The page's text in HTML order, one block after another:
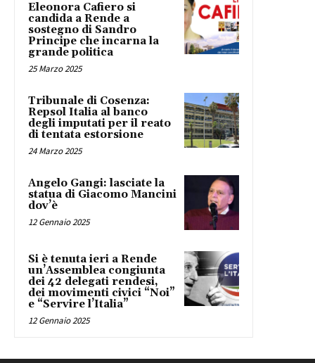
Eleonora Cafiero si
candida a Rende a
sostegno di Sandro
Principe che incarna la
grande politica
25 Marzo 2025
Tribunale di Cosenza:
Repsol Italia al banco
degli imputati per il reato
di tentata estorsione
24 Marzo 2025
Angelo Gangi: lasciate la
statua di Giacomo Mancini
dov’è
12 Gennaio 2025
Si è tenuta ieri a Rende
un’Assemblea congiunta
dei 42 delegati rendesi,
dei movimenti civici “Noi”
e “Servire l’Italia”
12 Gennaio 2025